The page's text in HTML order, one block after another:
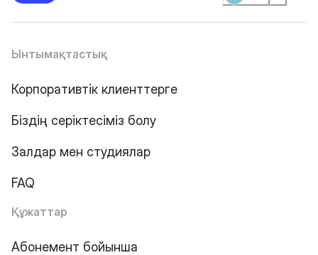
Ынтымақтастық
Корпоративтік клиенттерге
Біздің серіктесіміз болу
Залдар мен студиялар
FAQ
Құжаттар
Абонемент бойынша